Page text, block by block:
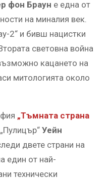
фон Браун е една от
на миналия век.
2“ и бивш нацистки
световна война
кацането на
митологията около
„Тъмната страна
Уейн
двете страни на
един от най-
технически